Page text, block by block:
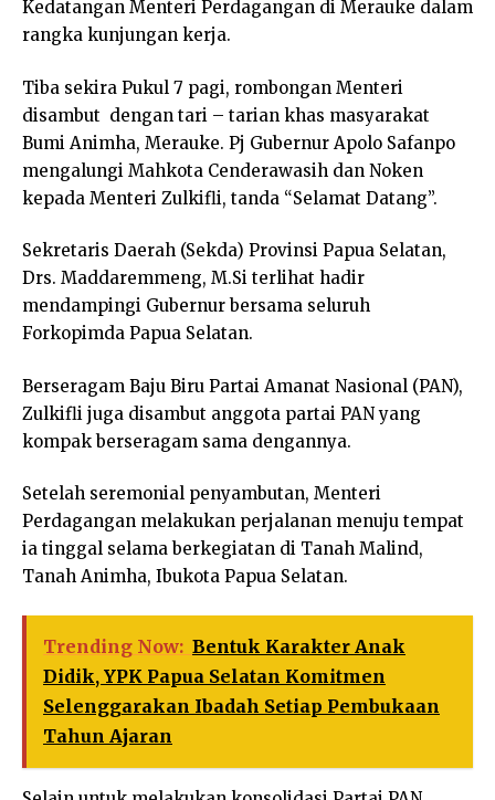
Kedatangan Menteri Perdagangan di Merauke dalam
rangka kunjungan kerja.
Tiba sekira Pukul 7 pagi, rombongan Menteri
disambut dengan tari – tarian khas masyarakat
Bumi Animha, Merauke. Pj Gubernur Apolo Safanpo
mengalungi Mahkota Cenderawasih dan Noken
kepada Menteri Zulkifli, tanda “Selamat Datang”.
Sekretaris Daerah (Sekda) Provinsi Papua Selatan,
Drs. Maddaremmeng, M.Si terlihat hadir
mendampingi Gubernur bersama seluruh
Forkopimda Papua Selatan.
Berseragam Baju Biru Partai Amanat Nasional (PAN),
Zulkifli juga disambut anggota partai PAN yang
kompak berseragam sama dengannya.
Setelah seremonial penyambutan, Menteri
Perdagangan melakukan perjalanan menuju tempat
ia tinggal selama berkegiatan di Tanah Malind,
Tanah Animha, Ibukota Papua Selatan.
Trending Now: Bentuk Karakter Anak
Didik, YPK Papua Selatan Komitmen
Selenggarakan Ibadah Setiap Pembukaan
Tahun Ajaran